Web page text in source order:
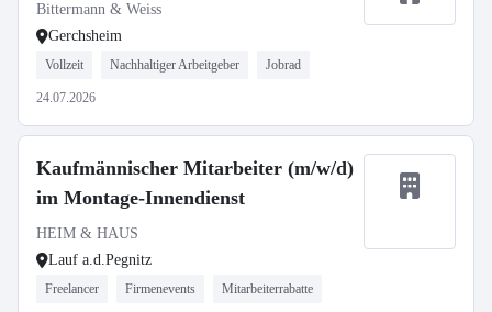
Bittermann & Weiss
Gerchsheim
Vollzeit Nachhaltiger Arbeitgeber Jobrad
24.07.2026
Kaufmännischer Mitarbeiter (m/w/d)
im Montage-Innendienst
HEIM & HAUS
Lauf a.d.Pegnitz
Freelancer Firmenevents Mitarbeiterrabatte